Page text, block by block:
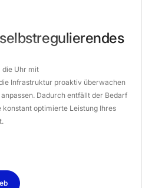
die Uhr mit
Infrastruktur proaktiv überwachen
Dadurch entfällt der Bedarf
konstant optimierte Leistung Ihres